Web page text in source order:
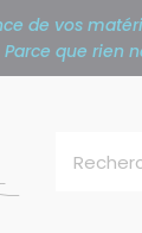
de vos
Parce que